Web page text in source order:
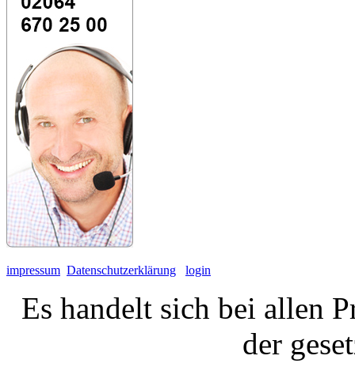
impressum Datenschutzerklärung login
Es handelt sich bei allen
der